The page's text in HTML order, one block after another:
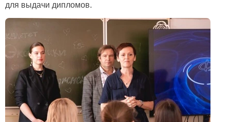
для выдачи дипломов.